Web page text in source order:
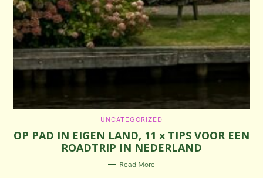
C
T
E
G
O
R
I
UNCATEGORIZED
OP PAD IN EIGEN LAND, 11 x TIPS VOOR EEN
ROADTRIP IN NEDERLAND
Read More